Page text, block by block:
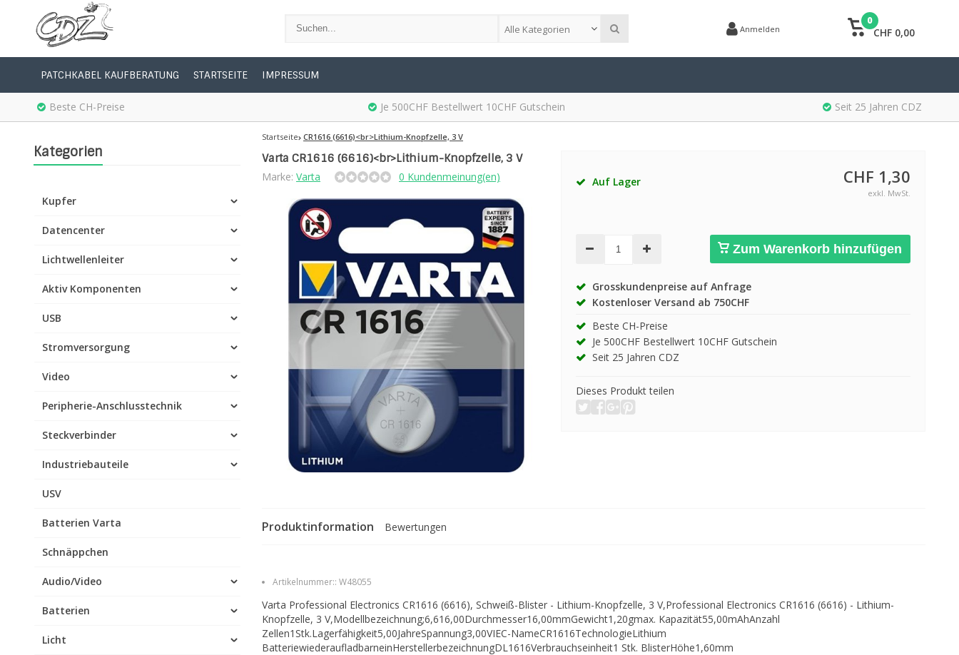
Alle Kategorien Anmelden
0
CHF 0,00
PATCHKABEL KAUFBERATUNG STARTSEITE IMPRESSUM
Beste CH-Preise Je 500CHF Bestellwert 10CHF Gutschein Seit 25 Jahren CDZ
Kategorien
Kupfer
Datencenter
Lichtwellenleiter
Aktiv Komponenten
USB
Stromversorgung
Video
Peripherie-Anschlusstechnik
Steckverbinder
Industriebauteile
USV
Batterien Varta
Schnäppchen
Audio/Video
Batterien
Licht
Startseite CR1616 (6616)<br>Lithium-Knopfzelle, 3 V
Varta CR1616 (6616)<br>Lithium-Knopfzelle, 3 V
Marke: Varta 0 Kundenmeinung(en) Auf Lager CHF 1,30
exkl. MwSt.
Zum Warenkorb hinzufügen
Grosskundenpreise auf Anfrage
Kostenloser Versand ab 750CHF
Beste CH-Preise
Je 500CHF Bestellwert 10CHF Gutschein
Seit 25 Jahren CDZ
Dieses Produkt teilen
Produktinformation Bewertungen
Artikelnummer:: W48055
Varta Professional Electronics CR1616 (6616), Schweiß-Blister - Lithium-Knopfzelle, 3 V,Professional Electronics CR1616 (6616) - Lithium-
Knopfzelle, 3 V,Modellbezeichnung;6,616,00Durchmesser16,00mmGewicht1,20gmax. Kapazität55,00mAhAnzahl
Zellen1Stk.Lagerfähigkeit5,00JahreSpannung3,00VIEC-NameCR1616TechnologieLithium
BatteriewiederaufladbarneinHerstellerbezeichnungDL1616Verbrauchseinheit1 Stk. BlisterHöhe1,60mm